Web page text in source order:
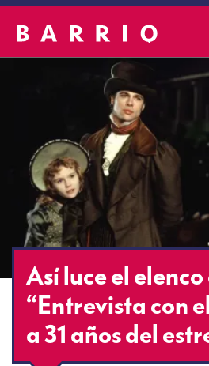
Así luce el elenco
“Entrevista con
a 31 años del